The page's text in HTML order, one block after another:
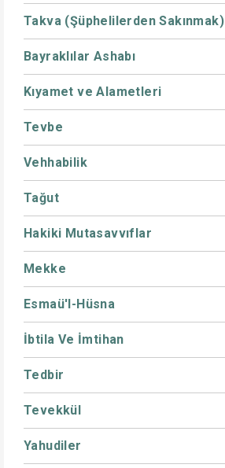
Takva (Şüphelilerden Sakınmak)
Bayraklılar Ashabı
Kıyamet ve Alametleri
Tevbe
Vehhabilik
Tağut
Hakiki Mutasavvıflar
Mekke
Esmaü'l-Hüsna
İbtila Ve İmtihan
Tedbir
Tevekkül
Yahudiler